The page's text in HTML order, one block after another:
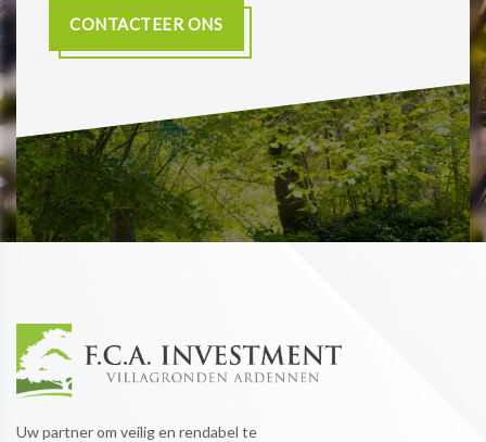
CONTACTEER ONS
Uw partner om veilig en rendabel te